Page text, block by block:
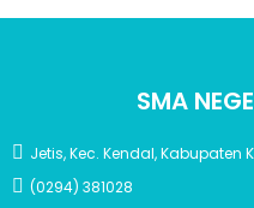
SMA
Jetis, Kec. Kendal, Kabupaten
(0294) 381028